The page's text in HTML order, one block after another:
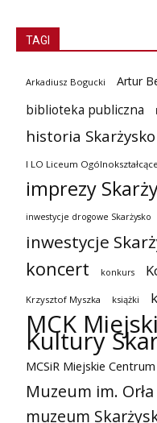
TAGI
Arkadiusz Bogucki Artur
biblioteka publiczna
historia Skarżysko
I LO Liceum
imprezy
inwestycje drogowe Skarżysko
inwestycje
koncert konkurs
Krzysztof Myszka książki
MCK
Kultury
MCSiR Miejskie
Muzeum im.
muzeum